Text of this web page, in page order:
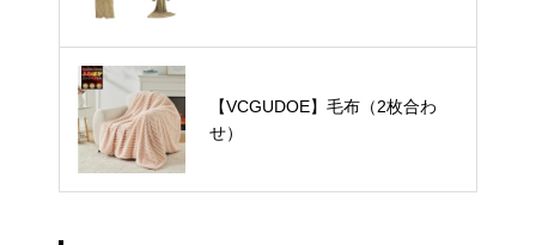
【VCGUDOE】毛布（2枚合わ
せ）